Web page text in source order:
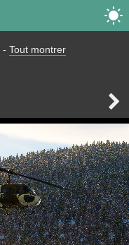

- Tout montrer
